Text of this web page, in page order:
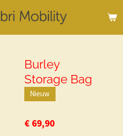
Burley
Storage Bag
Nieuw
€ 69,90